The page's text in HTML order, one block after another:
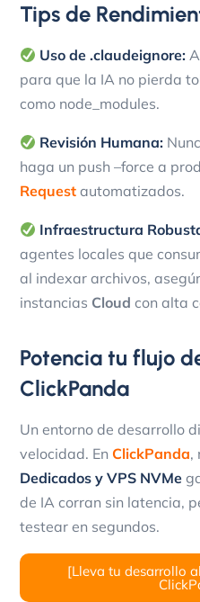
Tips de
Uso de .claudeignore:
para que la IA no pierda
como node_modules.
Revisión Humana:
haga un push –force a
Request automatizados.
Infraestructura
agentes locales que
al indexar archivos,
instancias Cloud con alta
Potencia tu flujo
ClickPanda
Un entorno de desarrollo
velocidad. En ClickPanda,
Dedicados y VPS NVMe
de IA corran sin latencia,
testear en segundos.
[Lleva tu desarrollo